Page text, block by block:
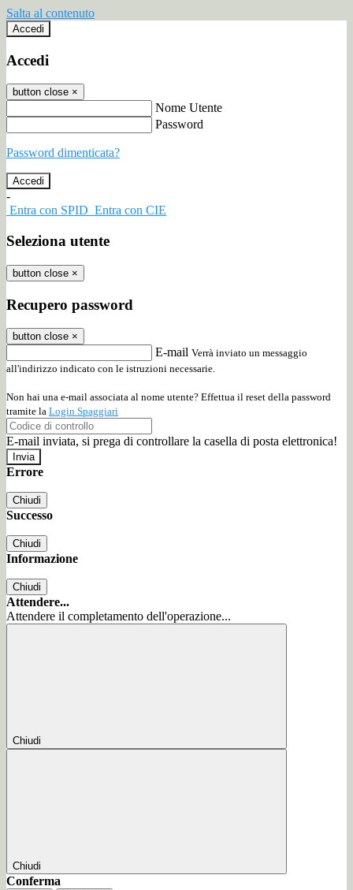
Salta al contenuto
Accedi
Accedi
button close ×
Nome Utente
Password
Password dimenticata?
-
Entra con SPID Entra con CIE
Seleziona utente
button close ×
Recupero password
button close ×
E-mail Verrà inviato un messaggio
all'indirizzo indicato con le istruzioni necessarie.
Non hai una e-mail associata al nome utente? Effettua il reset della password
tramite la Login Spaggiari
E-mail inviata, si prega di controllare la casella di posta elettronica!
Errore
Chiudi
Successo
Chiudi
Informazione
Chiudi
Attendere...
Attendere il completamento dell'operazione...
Chiudi
Chiudi
Conferma